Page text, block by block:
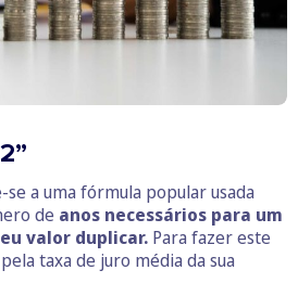
a uma fórmula popular usada
de anos necessários para um
valor duplicar. Para fazer este
taxa de juro média da sua